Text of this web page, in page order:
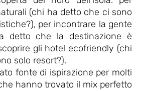
(chi ha detto che ci sono
per incontrare la gente
detto che la destinazione è
gli hotel ecofriendly (chi
solo resort?).
fonte di ispirazione per molti
hanno trovato il mix perfetto